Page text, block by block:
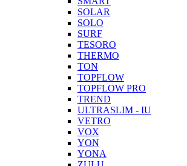
SOLAR
SOLO
SURF
TESORO
THERMO
TON
TOPFLOW
TOPFLOW PRO
TREND
ULTRASLIM - IU
VETRO
VOX
YON
YONA